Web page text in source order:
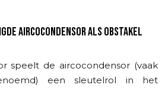
AIRCOCONDENSOR ALS OBSTAKEL
speelt de aircocondensor (vaak
een sleutelrol in het